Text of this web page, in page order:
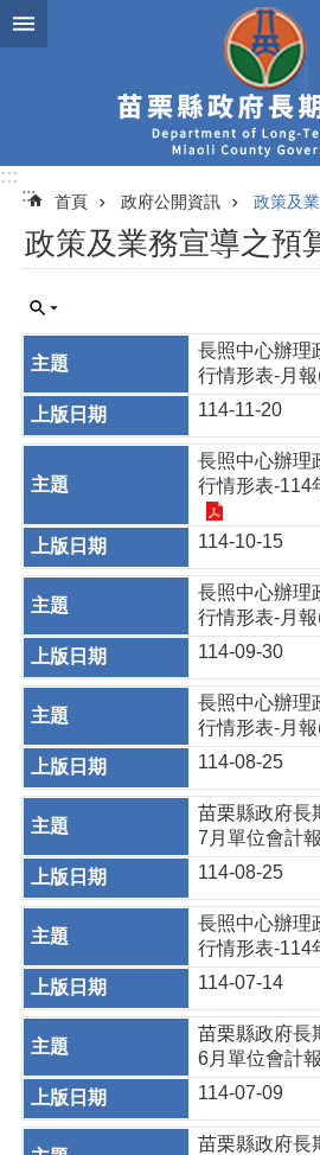
跳到主要內容區塊
:::
:::
首頁 政府公開資訊 政策及
政策及業務宣導之預
長照中心辦理
行情形表-月
114-11-20
長照中心辦理
行情形表-114
114-10-15
長照中心辦理
行情形表-月
114-09-30
長照中心辦理
行情形表-月
114-08-25
苗栗縣政府長
7月單位會計
114-08-25
長照中心辦理
行情形表-114
114-07-14
苗栗縣政府長
6月單位會計
114-07-09
苗栗縣政府長